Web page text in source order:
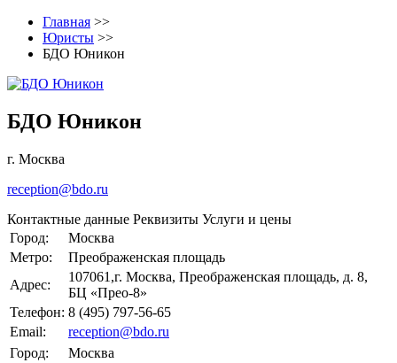
Главная >>
Юристы >>
БДО Юникон
БДО Юникон
г. Москва
reception@bdo.ru
Контактные данные Реквизиты Услуги и цены
Город:
Москва
Метро:
Преображенская площадь
Адрес:
107061,г. Москва, Преображенская площадь, д. 8,
БЦ «Прео-8»
Телефон: 8 (495) 797-56-65
Email:
reception@bdo.ru
Город:
Москва